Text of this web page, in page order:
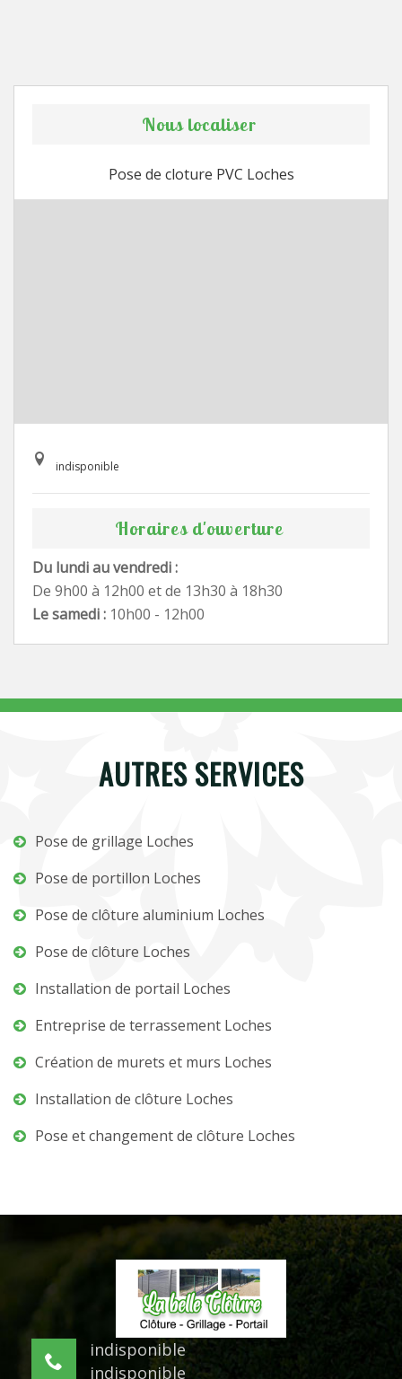
Nous localiser
Pose de cloture PVC Loches
indisponible
Horaires d'ouverture
Du lundi au vendredi :
De 9h00 à 12h00 et de 13h30 à 18h30
Le samedi : 10h00 - 12h00
AUTRES SERVICES
Pose de grillage Loches
Pose de portillon Loches
Pose de clôture aluminium Loches
Pose de clôture Loches
Installation de portail Loches
Entreprise de terrassement Loches
Création de murets et murs Loches
Installation de clôture Loches
Pose et changement de clôture Loches
indisponible
indisponible